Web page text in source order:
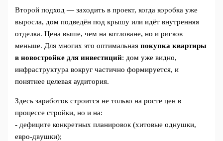
Второй подход — заходить в проект, когда коробка уже
выросла, дом подведён под крышу или идёт внутренняя
отделка. Цена выше, чем на котловане, но и рисков
меньше. Для многих это оптимальнаяпокупка квартиры
в новостройке для инвестиций: дом уже видно,
инфраструктура вокруг частично формируется, и
понятнее целевая аудитория.
Здесь заработок строится не только на росте цен в
процессе стройки, но и на:
- дефиците конкретных планировок (хитовые однушки,
евро-двушки);